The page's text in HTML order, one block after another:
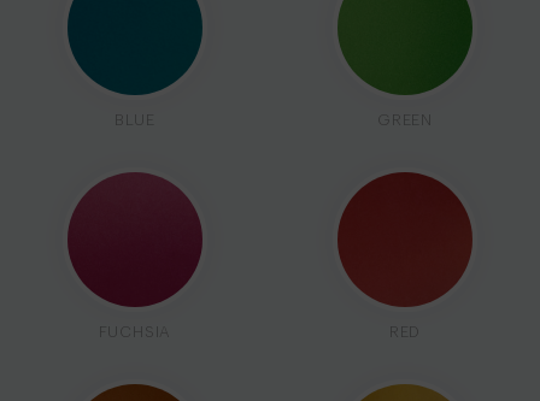
BLUE GREEN
FUCHSIA RED